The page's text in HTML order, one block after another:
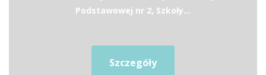
Podstawowej nr 2, Szkoły...
Szczegóły